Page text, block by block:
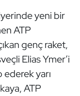
yeni bir
ATP
genç raket,
Elias Ymer’i
yarı
ATP